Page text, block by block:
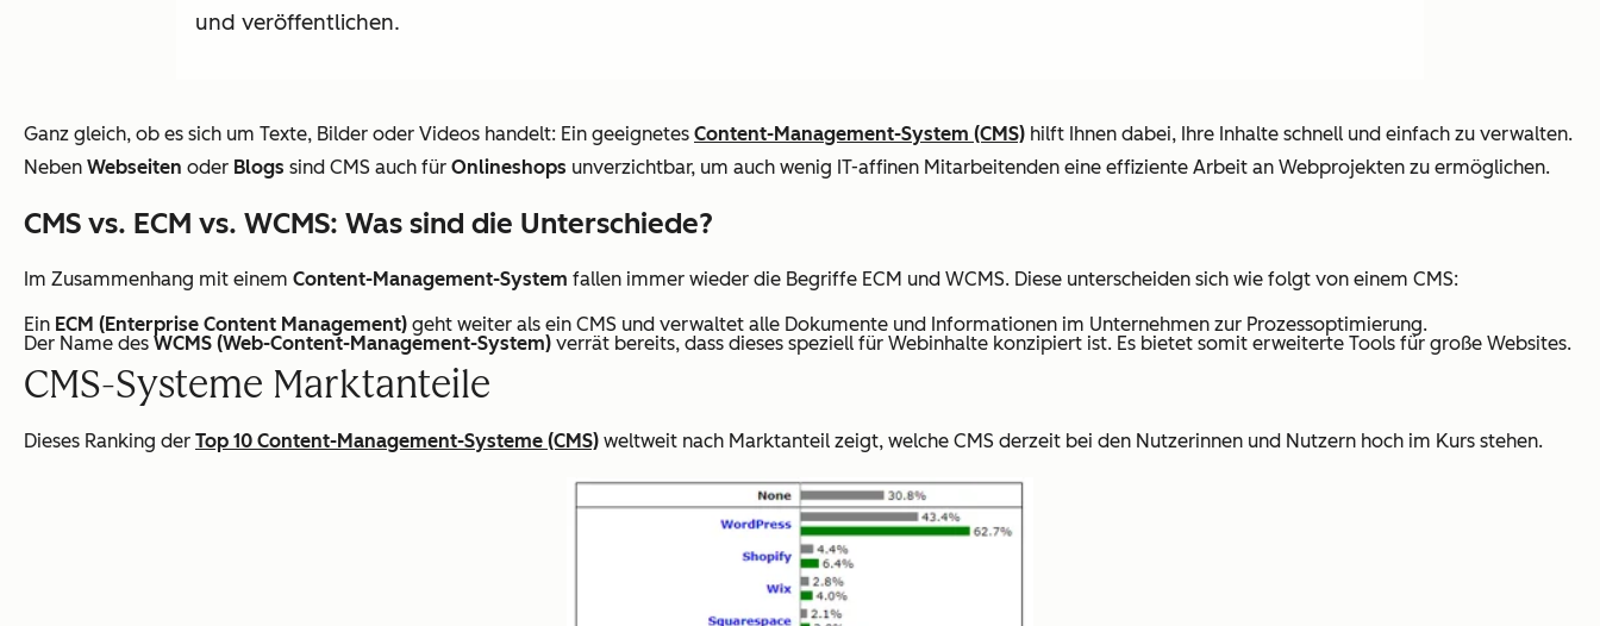
und veröffentlichen.
Ganz gleich, ob es sich um Texte, Bilder oder Videos handelt: Ein geeignetes Content-Management-System (CMS) hilft Ihnen dabei, Ihre Inhalte schnell und einfach zu verwalten.
Neben Webseiten oder Blogs sind CMS auch für Onlineshops unverzichtbar, um auch wenig IT-affinen Mitarbeitenden eine effiziente Arbeit an Webprojekten zu ermöglichen.
CMS vs. ECM vs. WCMS: Was sind die Unterschiede?
Im Zusammenhang mit einem Content-Management-System fallen immer wieder die Begriffe ECM und WCMS. Diese unterscheiden sich wie folgt von einem CMS:
Ein ECM (Enterprise Content Management) geht weiter als ein CMS und verwaltet alle Dokumente und Informationen im Unternehmen zur Prozessoptimierung.
Der Name des WCMS (Web-Content-Management-System) verrät bereits, dass dieses speziell für Webinhalte konzipiert ist. Es bietet somit erweiterte Tools für große Websites.
CMS-Systeme Marktanteile
Dieses Ranking der Top 10 Content-Management-Systeme (CMS) weltweit nach Marktanteil zeigt, welche CMS derzeit bei den Nutzerinnen und Nutzern hoch im Kurs stehen.